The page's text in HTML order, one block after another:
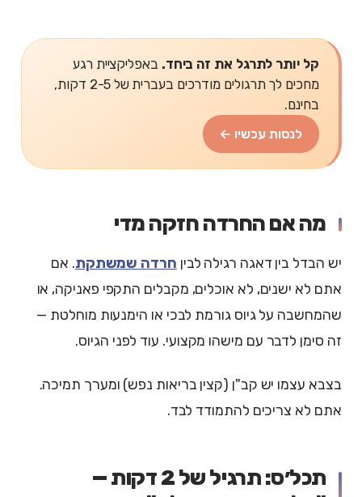
קל יותר לתרגל את זה ביחד. באפליקציית רגע
מחכים לך תרגולים מודרכים בעברית של 2-5 דקות,
בחינם.
לנסות עכשיו ←
מה אם החרדה חזקה מדי
יש הבדל בין דאגה רגילה לבין חרדה שמשתקת. אם
אתם לא ישנים, לא אוכלים, מקבלים התקפי פאניקה, או
שהמחשבה על גיוס גורמת לבכי או הימנעות מוחלטת —
זה סימן לדבר עם מישהו מקצועי. עוד לפני הגיוס.
בצבא עצמו יש קב"ן (קצין בריאות נפש) ומערך תמיכה.
אתם לא צריכים להתמודד לבד.
תכל׳ס: תרגיל של 2 דקות —